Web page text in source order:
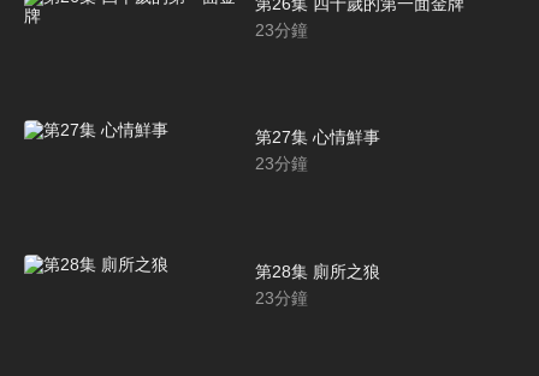
23分鐘
第27集 心情鮮事
23分鐘
第28集 廁所之狼
23分鐘